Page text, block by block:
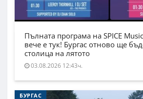
Пълната програма на SPICE
вече е тук! Бургас отново ще
столица на лятото
03.08.2026 12:43ч.
БУРГАС